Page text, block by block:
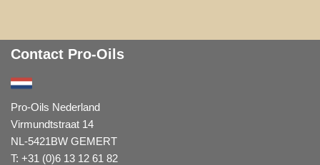
Contact Pro-Oils
Pro-Oils Nederland
Virmundtstraat 14
NL-5421BW GEMERT
T: +31 (0)6 13 12 61 82